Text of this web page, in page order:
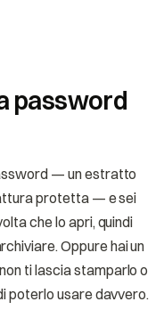
password
— un estratto
protetta — e sei
che lo apri, quindi
Oppure hai un
ti lascia stamparlo o
poterlo usare davvero.